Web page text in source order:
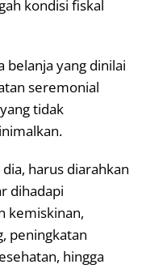
kondisi fiskal
belanja yang dinilai
seremonial
tidak
harus diarahkan
dihadapi
kemiskinan,
peningkatan
hingga